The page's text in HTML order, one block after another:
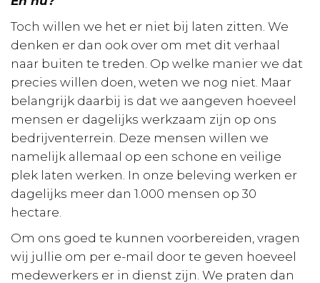
Toch willen we het er niet bij laten zitten. We
denken er dan ook over om met dit verhaal
naar buiten te treden. Op welke manier we dat
precies willen doen, weten we nog niet. Maar
belangrijk daarbij is dat we aangeven hoeveel
mensen er dagelijks werkzaam zijn op ons
bedrijventerrein. Deze mensen willen we
namelijk allemaal op een schone en veilige
plek laten werken. In onze beleving werken er
dagelijks meer dan 1.000 mensen op 30
hectare.
Om ons goed te kunnen voorbereiden, vragen
wij jullie om per e-mail door te geven hoeveel
medewerkers er in dienst zijn. We praten dan